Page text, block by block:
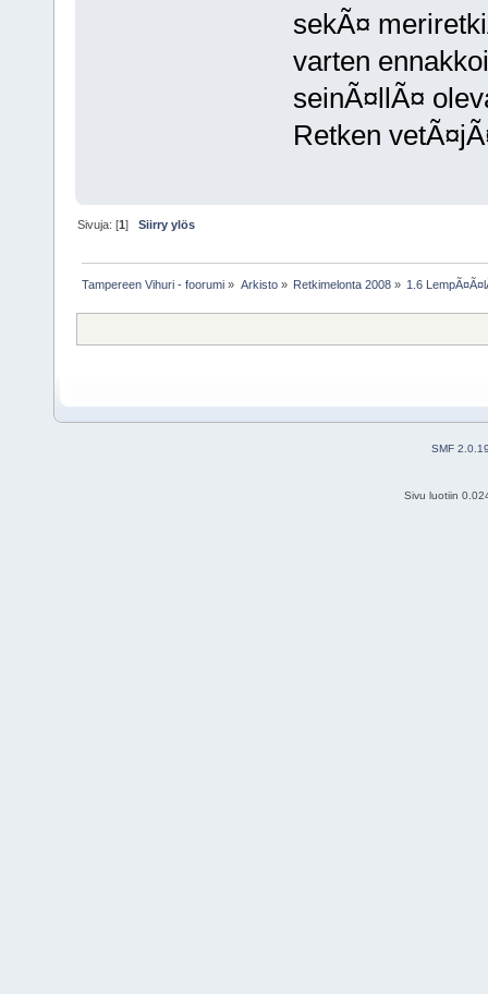
sekÃ¤
varten
seinÃ¤llÃ¤
Retken
Sivuja: [1]Siirry ylös
Tampereen Vihuri - foorumi » Arkisto» Retkimelonta 2008» 1.6
SMF
Sivu luotiin